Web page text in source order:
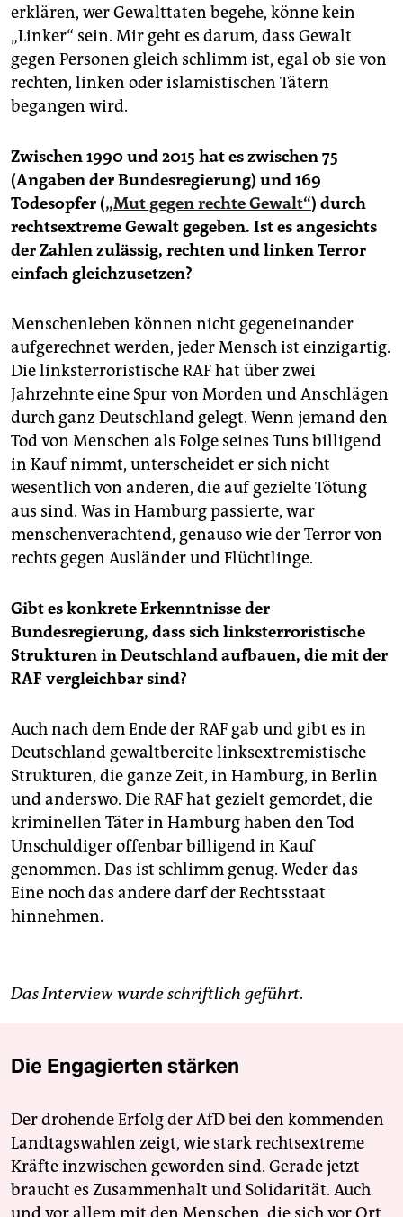
erklären, wer Gewalttaten begehe, könne kein
„Linker“ sein. Mir geht es darum, dass Gewalt
gegen Personen gleich schlimm ist, egal ob sie von
rechten, linken oder islamistischen Tätern
begangen wird.
Zwischen 1990 und 2015 hat es zwischen 75
(Angaben der Bundesregierung) und 169
Todesopfer („Mut gegen rechte Gewalt“) durch
rechtsextreme Gewalt gegeben. Ist es angesichts
der Zahlen zulässig, rechten und linken Terror
einfach gleichzusetzen?
Menschenleben können nicht gegeneinander
aufgerechnet werden, jeder Mensch ist einzigartig.
Die linksterroristische RAF hat über zwei
Jahrzehnte eine Spur von Morden und Anschlägen
durch ganz Deutschland gelegt. Wenn jemand den
Tod von Menschen als Folge seines Tuns billigend
in Kauf nimmt, unterscheidet er sich nicht
wesentlich von anderen, die auf gezielte Tötung
aus sind. Was in Hamburg passierte, war
menschenverachtend, genauso wie der Terror von
rechts gegen Ausländer und Flüchtlinge.
Gibt es konkrete Erkenntnisse der
Bundesregierung, dass sich linksterroristische
Strukturen in Deutschland aufbauen, die mit der
RAF vergleichbar sind?
Auch nach dem Ende der RAF gab und gibt es in
Deutschland gewaltbereite linksextremistische
Strukturen, die ganze Zeit, in Hamburg, in Berlin
und anderswo. Die RAF hat gezielt gemordet, die
kriminellen Täter in Hamburg haben den Tod
Unschuldiger offenbar billigend in Kauf
genommen. Das ist schlimm genug. Weder das
Eine noch das andere darf der Rechtsstaat
hinnehmen.
Das Interview wurde schriftlich geführt.
Die Engagierten stärken
Der drohende Erfolg der AfD bei den kommenden
Landtagswahlen zeigt, wie stark rechtsextreme
Kräfte inzwischen geworden sind. Gerade jetzt
braucht es Zusammenhalt und Solidarität. Auch